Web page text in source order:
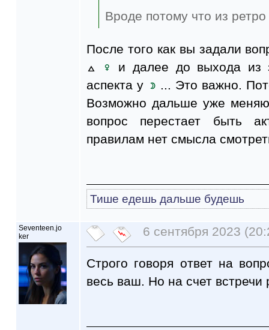
Вроде потому что из
После того как вы задали
и далее до выхода из
аспекта у
... Это важно.
Возможно дальше уже
вопрос перестает быть
правилам нет смысла
Тише едешь дальше будешь
Seventeen.jo
ker
6 сентября 2023
Строго говоря ответ на
весь ваш. Но на счет